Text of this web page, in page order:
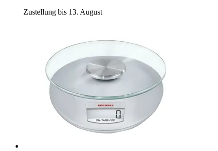
Zustellung bis 13. August